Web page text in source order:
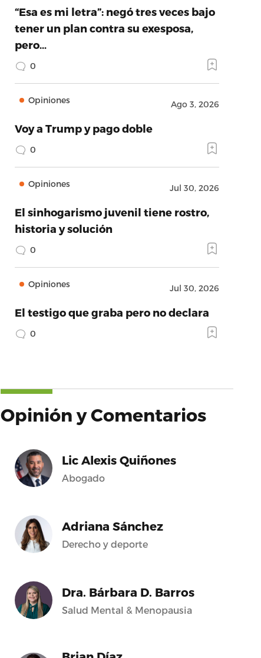
“Esa es mi letra”: negó tres veces bajo
tener un plan contra su exesposa,
pero…
0
Opiniones Ago 3, 2026
Voy a Trump y pago doble
0
Opiniones Jul 30, 2026
El sinhogarismo juvenil tiene rostro,
historia y solución
0
Opiniones Jul 30, 2026
El testigo que graba pero no declara
0
Opinión y Comentarios
Lic Alexis Quiñones
Abogado
Adriana Sánchez
Derecho y deporte
Dra. Bárbara D. Barros
Salud Mental & Menopausia